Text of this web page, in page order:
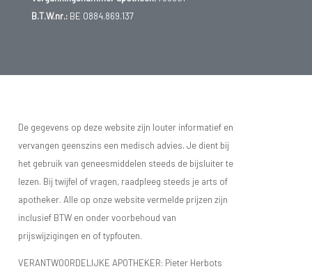
B.T.W.nr.:BE 0884.869.137
De gegevens op deze website zijn louter informatief en
vervangen geenszins een medisch advies. Je dient bij
het gebruik van geneesmiddelen steeds de bijsluiter te
lezen. Bij twijfel of vragen, raadpleeg steeds je arts of
apotheker. Alle op onze website vermelde prijzen zijn
inclusief BTW en onder voorbehoud van
prijswijzigingen en of typfouten.
VERANTWOORDELIJKE APOTHEKER: Pieter Herbots